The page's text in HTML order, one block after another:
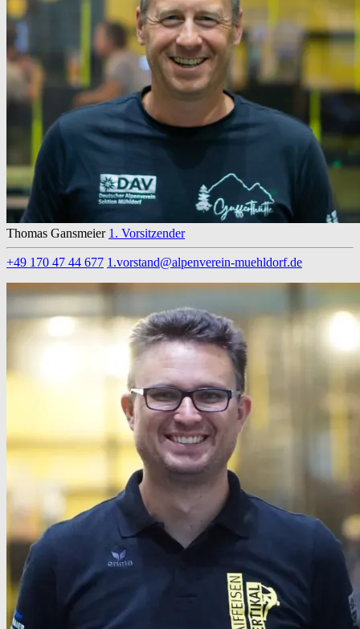
Thomas Gansmeier 1. Vorsitzender
+49 170 47 44 677 1.vorstand@alpenverein-muehldorf.de